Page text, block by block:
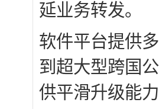
延业务转发。
软件平台提供
到超大型跨国
供平滑升级能